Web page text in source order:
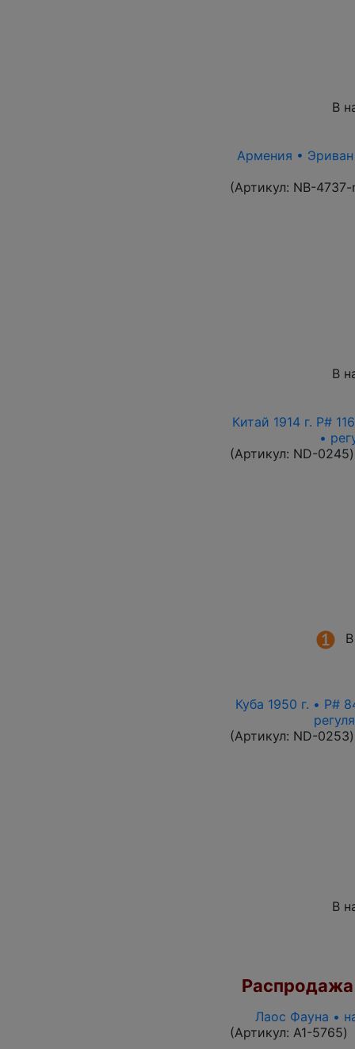
В
Армения • Эриван
(Артикул: NB-4737-
В
Китай 1914 г. P#
•
(Артикул: ND-0245)
Куба 1950 г. • P#
(Артикул: ND-0253)
В
Распродажа
Лаос Фауна •
(Артикул: A1-5765)